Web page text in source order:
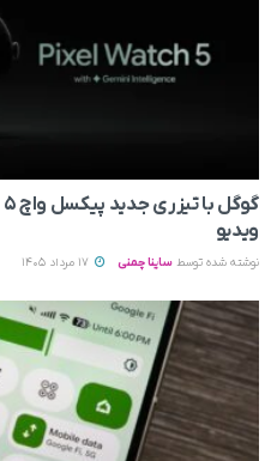
ویدیو
نوشته شده توسط ساینا چمنی